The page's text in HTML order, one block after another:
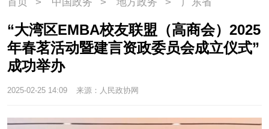
“大湾区EMBA校友联盟（高商会）2025
年春茗活动暨建言资政委员会成立仪式”
成功举办
2025-02-25 14:09 来源：人民政协网